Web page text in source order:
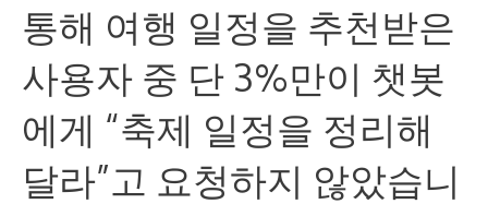
통해 여행 일정을 추천받은
사용자 중 단 3%만이 챗봇
에게 “축제 일정을 정리해
달라”고 요청하지 않았습니